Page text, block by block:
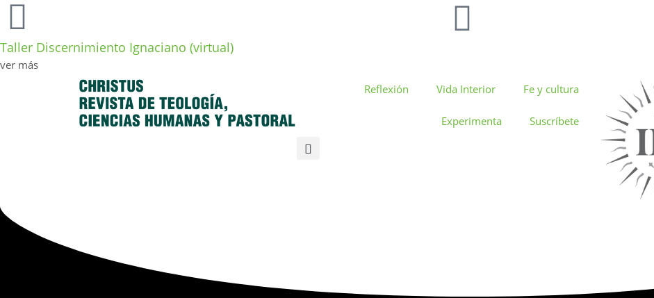
Taller Discernimiento Ignaciano (virtual)
ver más
Reflexión Vida Interior Fe y cultura
Experimenta Suscríbete